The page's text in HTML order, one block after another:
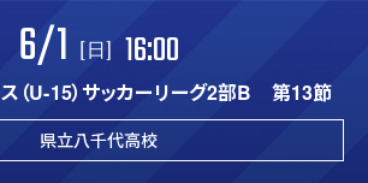
6/1 [日] 16:00
（U-15）サッカーリーグ2部B 第13節
県立八千代高校